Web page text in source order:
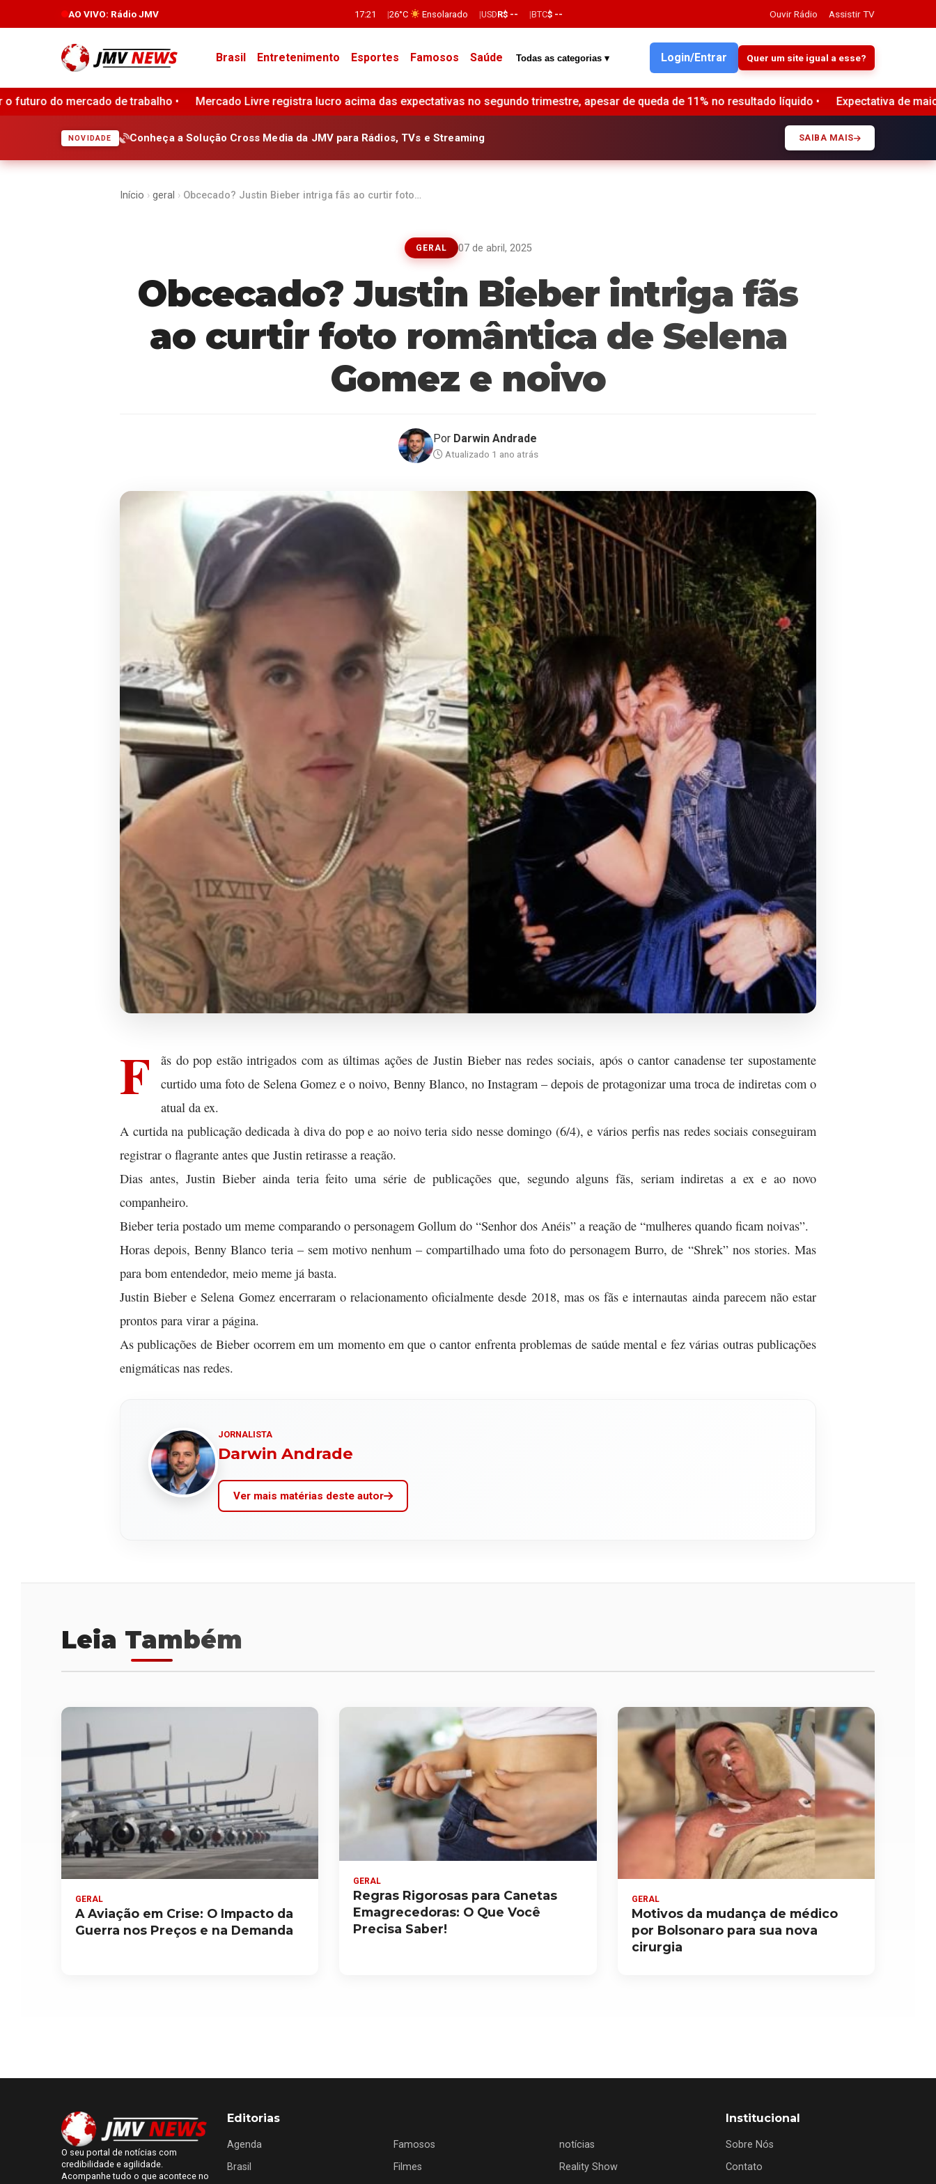
AO VIVO: Rádio JMV 17:21 26°C Ensolarado USDR$ -- BTC$ -- Ouvir Rádio Assistir TV
Brasil Entretenimento Esportes Famosos Saúde Todas as categorias ▾ Login/Entrar Quer um site igual a esse?
• Mercado Livre registra lucro acima das expectativas no segundo trimestre, apesar de queda de 11% no resultado líquido • Expectativa de maior faturamento no Dia dos
NOVIDADE Conheça a Solução Cross Media da JMV para Rádios, TVs e Streaming SAIBA MAIS
Início › geral › Obcecado? Justin Bieber intriga fãs ao curtir foto…
GERAL 07 de abril, 2025
Obcecado? Justin Bieber intriga fãs
ao curtir foto romântica de Selena
Gomez e noivo
Por Darwin Andrade
Atualizado 1 ano atrás
F
ãs do pop estão intrigados com as últimas ações de Justin Bieber nas redes sociais, após o cantor canadense ter supostamente
curtido uma foto de Selena Gomez e o noivo, Benny Blanco, no Instagram – depois de protagonizar uma troca de indiretas com o
atual da ex.
A curtida na publicação dedicada à diva do pop e ao noivo teria sido nesse domingo (6/4), e vários perfis nas redes sociais conseguiram
registrar o flagrante antes que Justin retirasse a reação.
Dias antes, Justin Bieber ainda teria feito uma série de publicações que, segundo alguns fãs, seriam indiretas a ex e ao novo
companheiro.
Bieber teria postado um meme comparando o personagem Gollum do “Senhor dos Anéis” a reação de “mulheres quando ficam noivas”.
Horas depois, Benny Blanco teria – sem motivo nenhum – compartilhado uma foto do personagem Burro, de “Shrek” nos stories. Mas
para bom entendedor, meio meme já basta.
Justin Bieber e Selena Gomez encerraram o relacionamento oficialmente desde 2018, mas os fãs e internautas ainda parecem não estar
prontos para virar a página.
As publicações de Bieber ocorrem em um momento em que o cantor enfrenta problemas de saúde mental e fez várias outras publicações
enigmáticas nas redes.
JORNALISTA
Darwin Andrade
Ver mais matérias deste autor
Leia Também
GERAL
A Aviação em Crise: O Impacto da
Guerra nos Preços e na Demanda
GERAL
Regras Rigorosas para Canetas
Emagrecedoras: O Que Você
Precisa Saber!
GERAL
Motivos da mudança de médico
por Bolsonaro para sua nova
cirurgia
O seu portal de notícias com
credibilidade e agilidade.
Acompanhe tudo o que acontece no
Editorias
Agenda
Brasil
Famosos
Filmes
notícias
Reality Show
Institucional
Sobre Nós
Contato